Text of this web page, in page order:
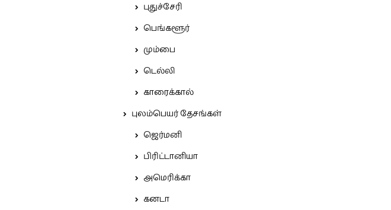
புதுச்சேரி
பெங்களூர்
மும்பை
டெல்லி
காரைக்கால்
புலம்பெயர் தேசங்கள்
ஜெர்மனி
பிரிட்டானியா
அமெரிக்கா
கனடா